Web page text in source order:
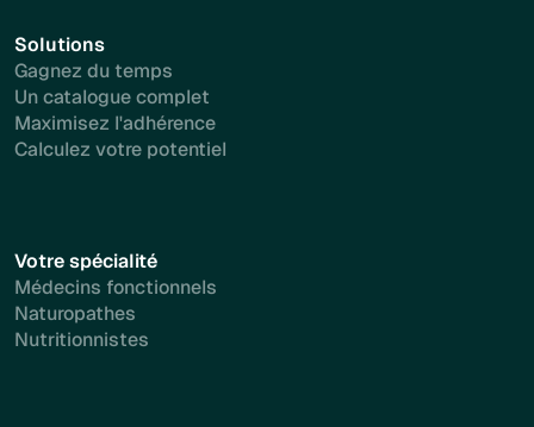
Solutions
Gagnez du temps
Un catalogue complet
Maximisez l'adhérence
Calculez votre potentiel
Votre spécialité
Médecins fonctionnels
Naturopathes
Nutritionnistes